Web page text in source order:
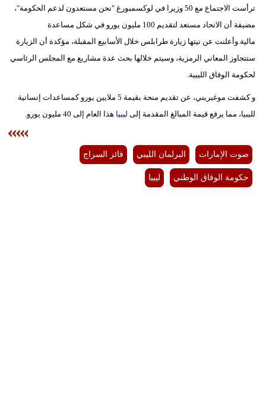
ترأست الاجتماع مع 50 وزيرا في لوكسمبورغ "نحن مستعدون لدعم الحكومة"،
مضيفة أن الاتحاد مستعد لتقديم 100 مليون يورو في شكل مساعدة
مالية.وأعلنت عن نيتها زيارة طرابلس خلال الأسابيع المقبلة، مؤكدة أن الزيارة
ستتجاوز المعاني الرمزية، وسيتم خلالها بحث عدة مشاريع مع المجلس الرئاسي
لحكومة الوفاق الليبية.
و كشفت موغيريني، عن تقديم منحة بقيمة 5 ملايين يورو كمساعدات إنسانية
لليبيا، مما يرفع قيمة المبالغ المقدمة إلى ليبيا هذا العام إلى 40 مليون يورو.
صوت الإمارات البرلمان الليبي فائز السراج
حكومة الوفاق الوطني ليبيا